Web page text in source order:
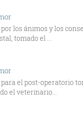
los ánimos y los
tomado el ...
el post-operatorio
el veterinario...